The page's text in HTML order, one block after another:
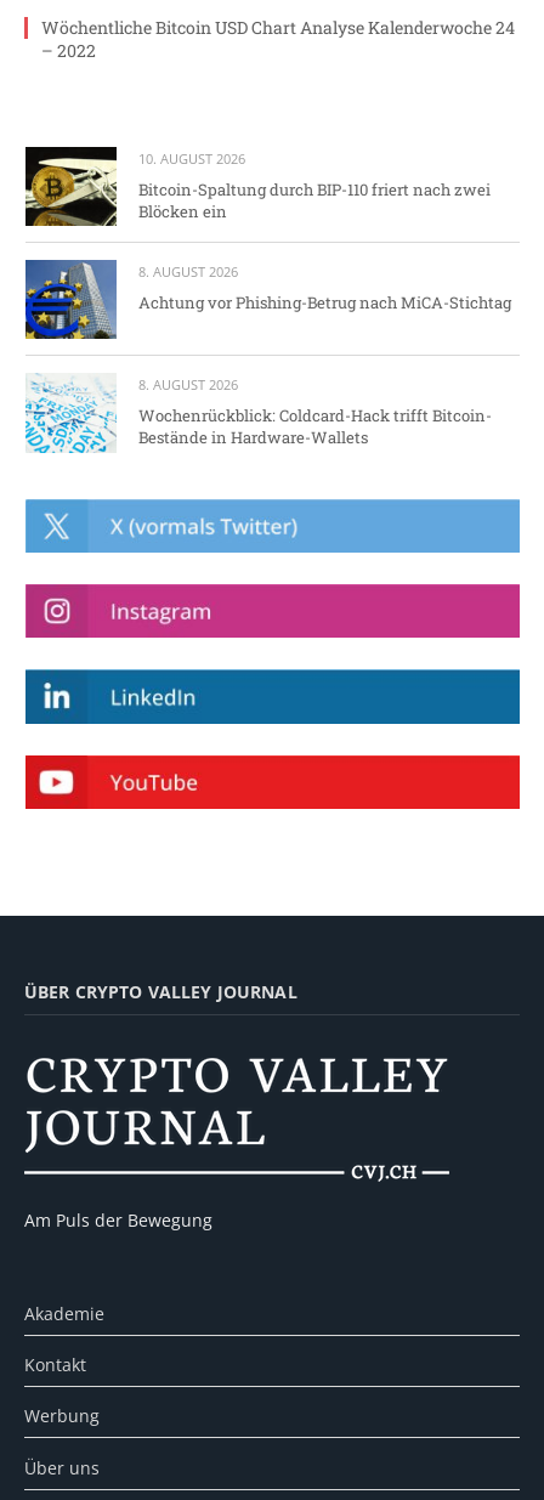
Wöchentliche Bitcoin USD Chart Analyse Kalenderwoche 24
– 2022
10. AUGUST 2026
Bitcoin-Spaltung durch BIP-110 friert nach zwei
Blöcken ein
8. AUGUST 2026
Achtung vor Phishing-Betrug nach MiCA-Stichtag
8. AUGUST 2026
Wochenrückblick: Coldcard-Hack trifft Bitcoin-
Bestände in Hardware-Wallets
ÜBER CRYPTO VALLEY JOURNAL
Am Puls der Bewegung
Akademie
Kontakt
Werbung
Über uns